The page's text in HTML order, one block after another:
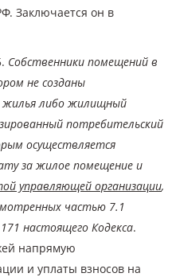
Заключается он в
Собственники помещений в
не созданы
жилья либо жилищный
потребительский
осуществляется
за жилое помещение и
управляющей организации,
частью 7.1
настоящего Кодекса.
напрямую
и уплаты взносов на